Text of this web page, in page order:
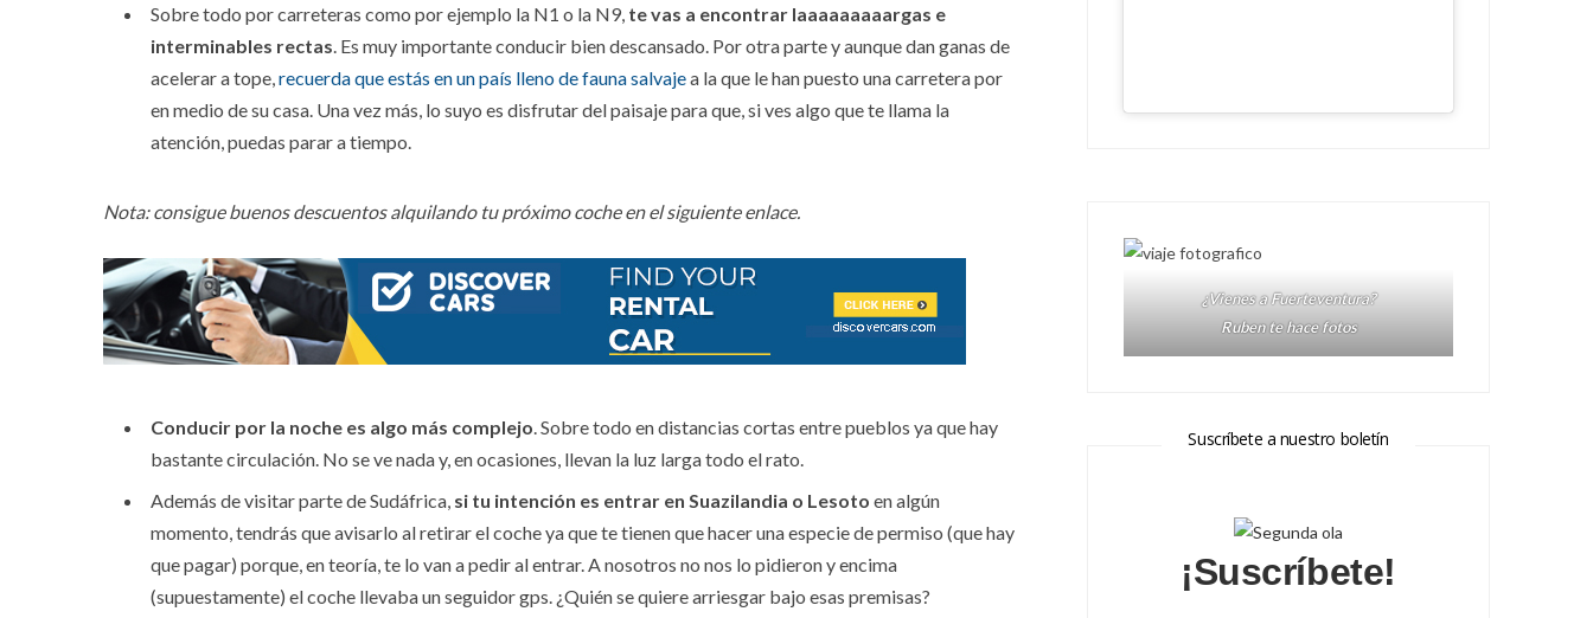
Sobre todo por carreteras como por ejemplo la N1 o la N9, te vas a encontrar laaaaaaaaargas e
interminables rectas . Es muy importante conducir bien descansado. Por otra parte y aunque dan ganas de
acelerar a tope, recuerda que estás en un país lleno de fauna salvajea la que le han puesto una carretera por
en medio de su casa. Una vez más, lo suyo es disfrutar del paisaje para que, si ves algo que te llama la
atención, puedas parar a tiempo.
Nota: consigue buenos descuentos alquilando tu próximo coche en el siguiente enlace.
Conducir por la noche es algo más complejo . Sobre todo en distancias cortas entre pueblos ya que hay
bastante circulación. No se ve nada y, en ocasiones, llevan la luz larga todo el rato.
Además de visitar parte de Sudáfrica, si tu intención es entrar en Suazilandia o Lesoto en algún
momento, tendrás que avisarlo al retirar el coche ya que te tienen que hacer una especie de permiso (que hay
que pagar) porque, en teoría, te lo van a pedir al entrar. A nosotros no nos lo pidieron y encima
(supuestamente) el coche llevaba un seguidor gps. ¿Quién se quiere arriesgar bajo esas premisas?
¿Vienes a Fuerteventura?
Ruben te hace fotos
Suscríbete a nuestro boletín
¡Suscríbete!